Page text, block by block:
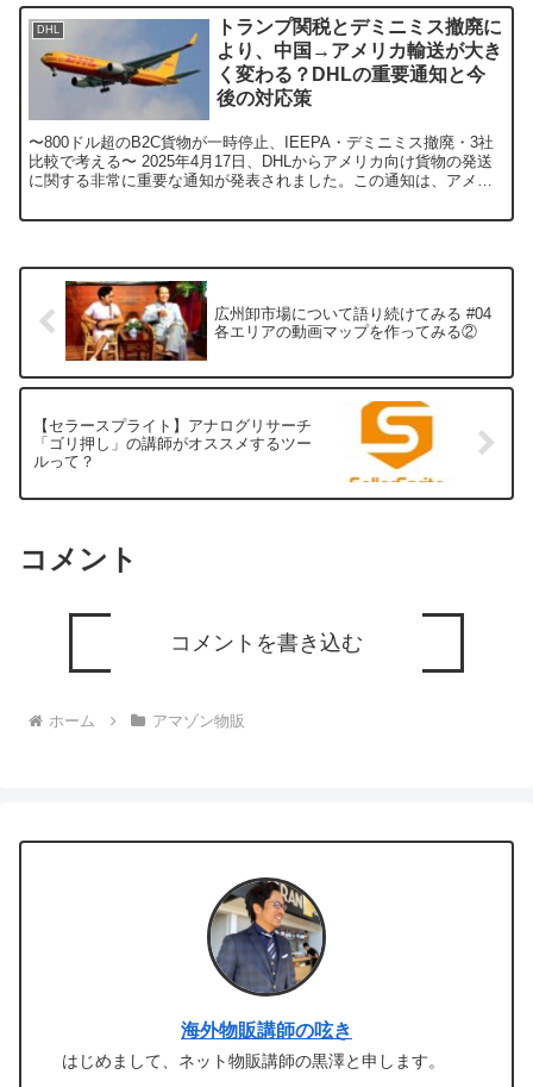
DHL
トランプ関税とデミニミス撤廃に
より、中国→アメリカ輸送が大き
く変わる？DHLの重要通知と今
後の対応策
〜800ドル超のB2C貨物が一時停止、IEEPA・デミニミス撤廃・3社
比較で考える〜 2025年4月17日、DHLからアメリカ向け貨物の発送
に関する非常に重要な通知が発表されました。この通知は、アメリ
広州卸市場について語り続けてみる #04
各エリアの動画マップを作ってみる②
【セラースプライト】アナログリサーチ
「ゴリ押し」の講師がオススメするツー
ルって？
コメント
コメントを書き込む
ホーム アマゾン物販
海外物販講師の呟き
はじめまして、ネット物販講師の黒澤と申します。